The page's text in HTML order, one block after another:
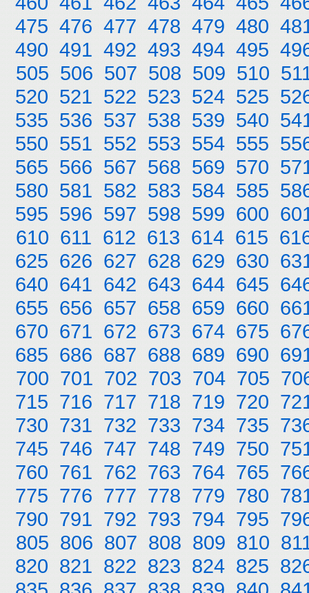
475 476 477 478 479 480
490 491 492 493 494 495
505 506 507 508 509 510
520 521 522 523 524 525
535 536 537 538 539 540
550 551 552 553 554 555
565 566 567 568 569 570
580 581 582 583 584 585
595 596 597 598 599 600
610 611 612 613 614 615
625 626 627 628 629 630
640 641 642 643 644 645
655 656 657 658 659 660
670 671 672 673 674 675
685 686 687 688 689 690
700 701 702 703 704 705
715 716 717 718 719 720
730 731 732 733 734 735
745 746 747 748 749 750
760 761 762 763 764 765
775 776 777 778 779 780
790 791 792 793 794 795
805 806 807 808 809 810
820 821 822 823 824 825